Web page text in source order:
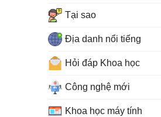
Tại sao
Địa danh nổi tiếng
Hỏi đáp Khoa học
Công nghệ mới
Khoa học máy tính